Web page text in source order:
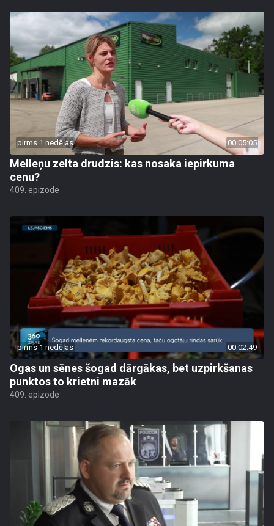
pirms 1 nedēļas 00:05:05
Melleņu zelta drudzis: kas nosaka iepirkuma
cenu?
409. epizode
pirms 1 nedēļas 00:02:49
Ogas un sēnes šogad dārgākas, bet uzpirkšanas
punktos to krietni mazāk
409. epizode